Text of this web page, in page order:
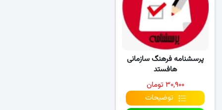
پرسشنامه فرهنگ سازمانی
هافستد
۳۰,۹۰۰ تومان
توضیحات